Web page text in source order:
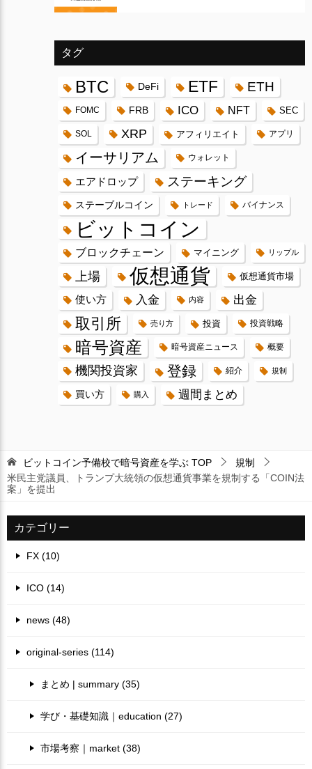
タグ
BTC DeFi ETF ETH
FOMC FRB ICO NFT SEC
SOL XRP アフィリエイト アプリ
イーサリアム ウォレット
エアドロップ ステーキング
ステーブルコイン トレード バイナンス
ビットコイン
ブロックチェーン マイニング リップル
上場 仮想通貨 仮想通貨市場
使い方 入金 内容 出金
取引所 売り方 投資 投資戦略
暗号資産 暗号資産ニュース 概要
機関投資家 登録 紹介 規制
買い方 購入 週間まとめ
ビットコイン予備校で暗号資産を学ぶ TOP
規制
米民主党議員、トランプ大統領の仮想通貨事業を規制する「COIN法
案」を提出
カテゴリー
FX (10)
ICO (14)
news (48)
original-series (114)
まとめ | summary (35)
学び・基礎知識｜education (27)
市場考察｜market (38)